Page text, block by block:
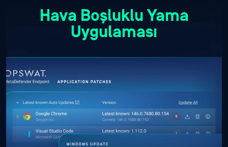
Hava Boşluklu Yama
Uygulaması